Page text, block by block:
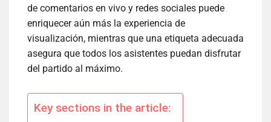
de comentarios en vivo y redes sociales puede
enriquecer aún más la experiencia de
visualización, mientras que una etiqueta adecuada
asegura que todos los asistentes puedan disfrutar
del partido al máximo.
Key sections in the article: